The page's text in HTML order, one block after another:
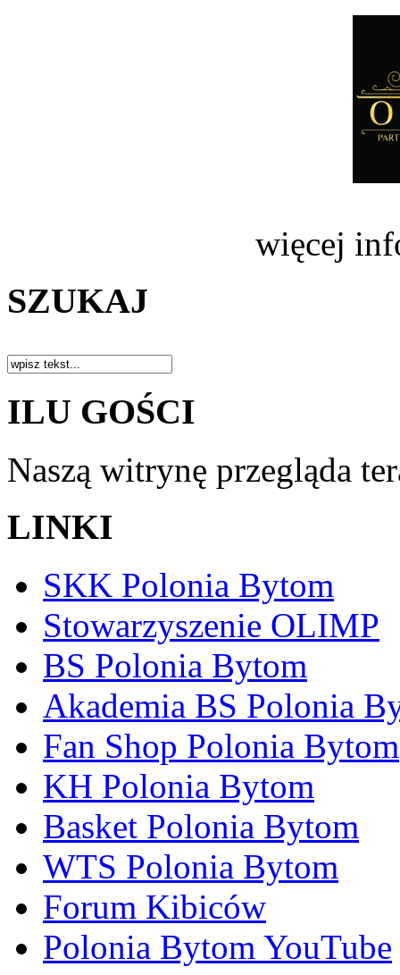
więcej
SZUKAJ
ILU GOŚCI
Naszą witrynę przegląda
LINKI
SKK Polonia Bytom
Stowarzyszenie OLIMP
BS Polonia Bytom
Akademia BS Polonia
Fan Shop Polonia Bytom
KH Polonia Bytom
Basket Polonia Bytom
WTS Polonia Bytom
Forum Kibiców
Polonia Bytom YouTube